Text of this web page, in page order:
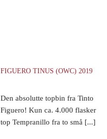
FIGUERO TINUS (OWC) 2019
Den absolutte topbin fra Tinto
Figuero! Kun ca. 4.000 flasker
top Tempranillo fra to små [...]